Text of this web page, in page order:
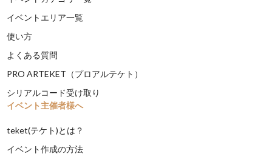
イベントエリア一覧
使い方
よくある質問
PRO ARTEKET（プロアルテケト）
シリアルコード受け取り
イベント主催者様へ
teket(テケト)とは？
イベント作成の方法